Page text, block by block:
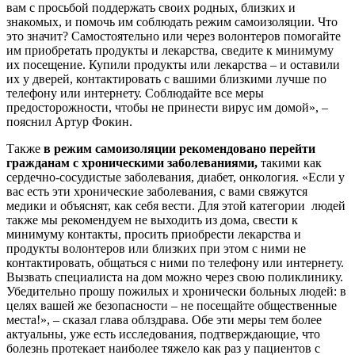
вам с просьбой поддержать своих родных, близких и
знакомых, и помочь им соблюдать режим самоизоляции. Что
это значит? Самостоятельно или через волонтеров помогайте
им приобретать продукты и лекарства, сведите к минимуму
их посещение. Купили продукты или лекарства – и оставили
их у дверей, контактировать с вашими близкими лучше по
телефону или интернету. Соблюдайте все меры
предосторожности, чтобы не принести вирус им домой», –
пояснил Артур Фокин.
Также в режим самоизоляции рекомендовано перейти
гражданам с хроническими заболеваниями, такими как
сердечно-сосудистые заболевания, диабет, онкология. «Если у
вас есть эти хронические заболевания, с вами свяжутся
медики и объяснят, как себя вести. Для этой категории людей
также мы рекомендуем не выходить из дома, свести к
минимуму контакты, просить приобрести лекарства и
продукты волонтеров или близких при этом с ними не
контактировать, общаться с ними по телефону или интернету.
Вызвать специалиста на дом можно через свою поликлинику.
Убедительно прошу пожилых и хронически больных людей: в
целях вашей же безопасности – не посещайте общественные
места!», – сказал глава облздрава. Обе эти меры тем более
актуальны, уже есть исследования, подтверждающие, что
болезнь протекает наиболее тяжело как раз у пациентов с